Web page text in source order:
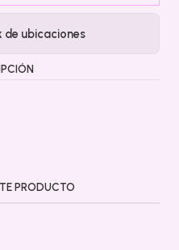
ubicaciones
PRODUCTO